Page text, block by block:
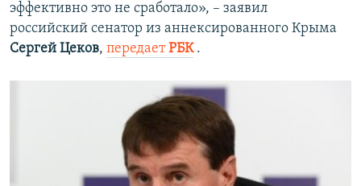
эффективно это не сработало», – заявил
российский сенатор из аннексированного Крыма
Сергей Цеков, передаетРБК.